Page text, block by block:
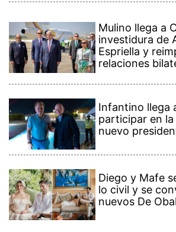
Mulino llega a
investidura de
Espriella y
relaciones
Infantino llega
participar en
nuevo
Diego y Mafe
lo civil y se
nuevos De